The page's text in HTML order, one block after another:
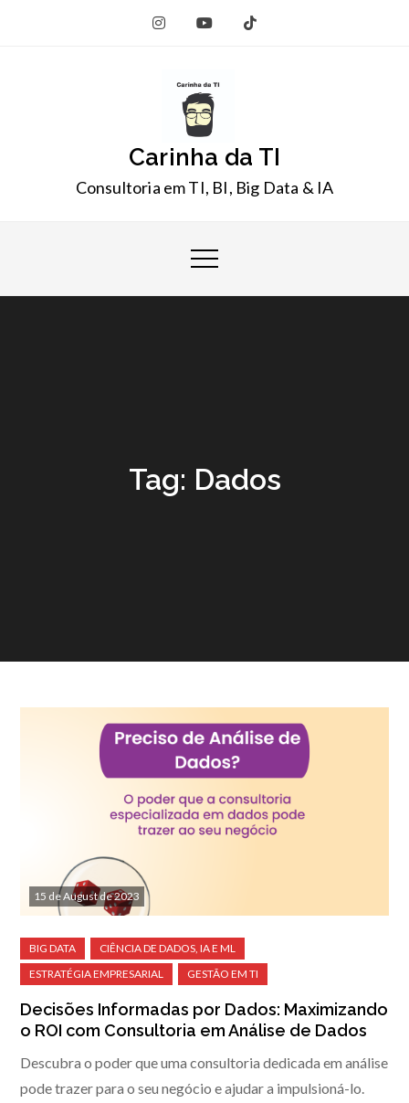
Carinha da TI
Consultoria em TI, BI, Big Data & IA
Tag: Dados
15 de August de 2023
Decisões Informadas por Dados: Maximizando
o ROI com Consultoria em Análise de Dados
Descubra o poder que uma consultoria dedicada em análise
pode trazer para o seu negócio e ajudar a impulsioná-lo.